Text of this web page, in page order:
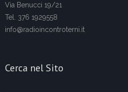
Via Benucci 19/21
Tel. 376 1929558
info@radioincontroterni.it
Cerca nel Sito